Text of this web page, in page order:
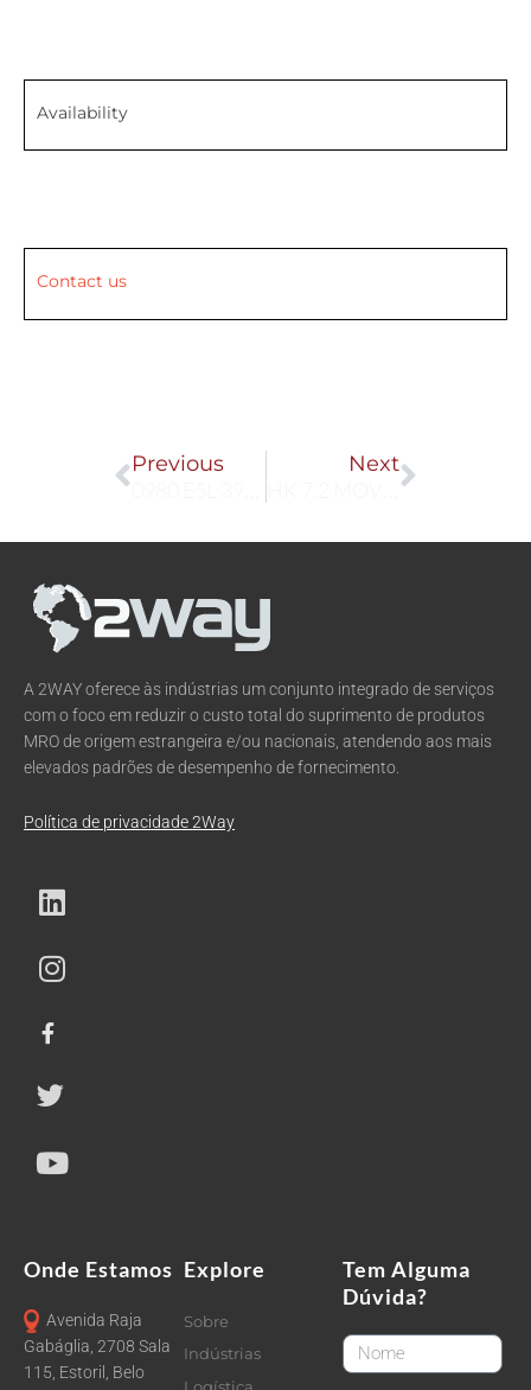
Availability
Contact us
Prev
Previous
NextNext
A 2WAY oferece às indústrias um conjunto integrado de serviços
com o foco em reduzir o custo total do suprimento de produtos
MRO de origem estrangeira e/ou nacionais, atendendo aos mais
elevados padrões de desempenho de fornecimento.
Política de privacidade 2Way
Onde Estamos
Avenida Raja
Gabáglia, 2708 Sala
115, Estoril, Belo
Explore
Sobre
Indústrias
Tem Alguma
Dúvida?
FirstName